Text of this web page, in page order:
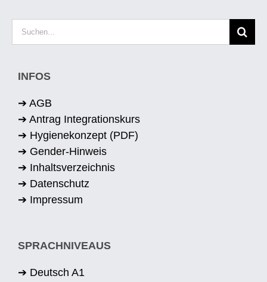
Suche
nach:
INFOS
➔ AGB
➔ Antrag Integrationskurs
➔ Hygienekonzept (PDF)
➔ Gender-Hinweis
➔ Inhaltsverzeichnis
➔ Datenschutz
➔ Impressum
SPRACHNIVEAUS
➔ Deutsch A1